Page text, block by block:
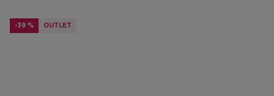
-39 % OUTLET